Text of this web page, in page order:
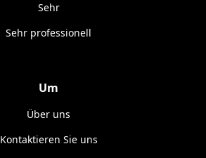
Sehr
Sehr professionell
Um
Über uns
Kontaktieren Sie uns